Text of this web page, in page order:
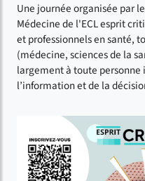
Une journée organisée par
Médecine de l'ECL esprit
et professionnels en santé,
(médecine, sciences de la
largement à toute personne
l’information et de la